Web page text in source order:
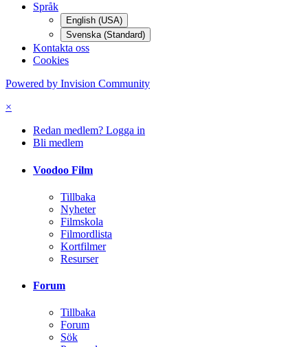
Språk
English (USA)
Svenska (Standard)
Kontakta oss
Cookies
Powered by Invision Community
×
Redan medlem? Logga in
Bli medlem
Voodoo Film
Tillbaka
Nyheter
Filmskola
Filmordlista
Kortfilmer
Resurser
Forum
Tillbaka
Forum
Sök